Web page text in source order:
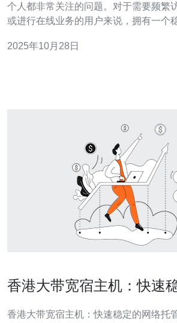
个人都非常关注的问题。对于需要频繁
或进行在线业务的用户来说，拥有一个
络稳定性，以及相关的服务器、VPS、
2025年10月28日
香港大带宽宿主机：快速
香港大带宽宿主机：快速稳定的网络托管方案 香